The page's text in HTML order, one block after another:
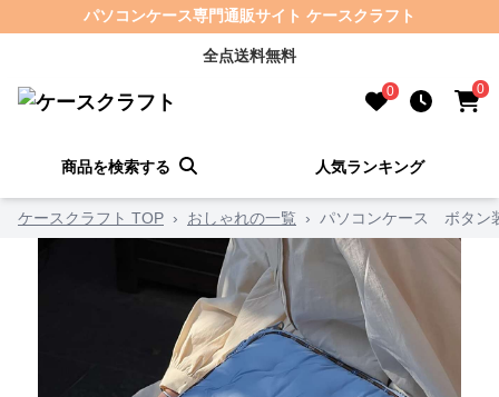
パソコンケース専門通販サイト ケースクラフト
全点送料無料
0 0
商品を検索する 人気ランキング
ケースクラフト TOP › おしゃれの一覧 › パソコンケース ボタン